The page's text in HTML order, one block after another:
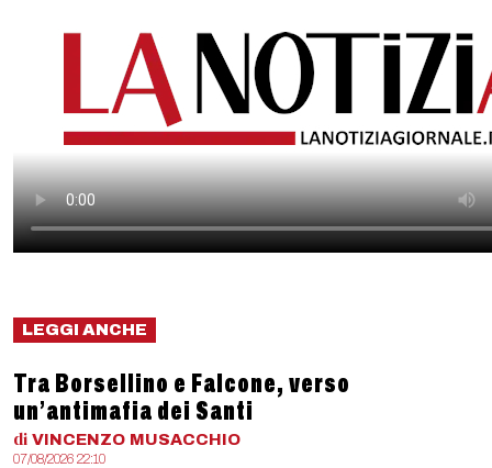
LEGGI ANCHE
Tra Borsellino e Falcone, verso
un’antimafia dei Santi
di VINCENZO MUSACCHIO
07/08/2026 22:10